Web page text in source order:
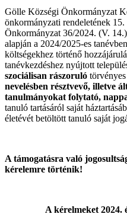
Gölle Községi Önkormányzat
önkormányzati rendeletének
Önkormányzat 36/2024. (V.
alapján a 2024/2025-es
költségekhez történő
tanévkezdéshez nyújtott
szociálisan rászoruló
nevelésben résztvevő, illetve
tanulmányokat folytató,
tanuló tartásáról saját
életévét betöltött tanuló saját
A támogatásra való
kérelemre történik!
A kérelmeket 2024.